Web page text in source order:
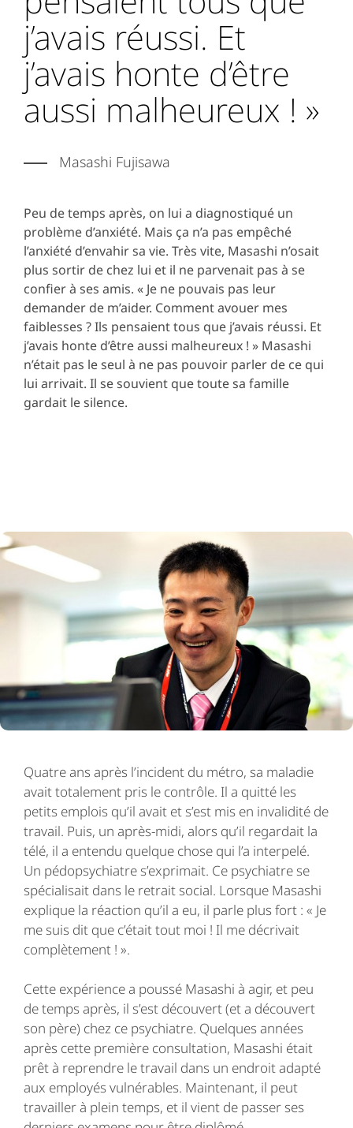
j’avais réussi. Et
j’avais honte d’être
aussi malheureux ! »
Masashi Fujisawa
Peu de temps après, on lui a diagnostiqué un
problème d’anxiété. Mais ça n’a pas empêché
l’anxiété d’envahir sa vie. Très vite, Masashi n’osait
plus sortir de chez lui et il ne parvenait pas à se
confier à ses amis. « Je ne pouvais pas leur
demander de m’aider. Comment avouer mes
faiblesses ? Ils pensaient tous que j’avais réussi. Et
j’avais honte d’être aussi malheureux ! » Masashi
n’était pas le seul à ne pas pouvoir parler de ce qui
lui arrivait. Il se souvient que toute sa famille
gardait le silence.
Quatre ans après l’incident du métro, sa maladie
avait totalement pris le contrôle. Il a quitté les
petits emplois qu’il avait et s’est mis en invalidité de
travail. Puis, un après-midi, alors qu’il regardait la
télé, il a entendu quelque chose qui l’a interpelé.
Un pédopsychiatre s’exprimait. Ce psychiatre se
spécialisait dans le retrait social. Lorsque Masashi
explique la réaction qu’il a eu, il parle plus fort : « Je
me suis dit que c’était tout moi ! Il me décrivait
complètement ! ».
Cette expérience a poussé Masashi à agir, et peu
de temps après, il s’est découvert (et a découvert
son père) chez ce psychiatre. Quelques années
après cette première consultation, Masashi était
prêt à reprendre le travail dans un endroit adapté
aux employés vulnérables. Maintenant, il peut
travailler à plein temps, et il vient de passer ses